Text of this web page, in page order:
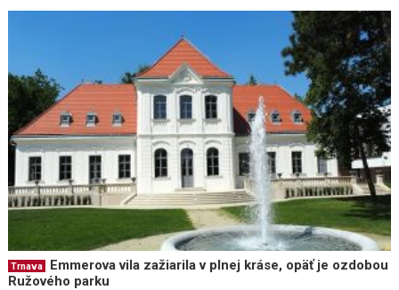
Trnava
Emmerova vila zažiarila v plnej kráse, opäť je ozdobou
Ružového parku